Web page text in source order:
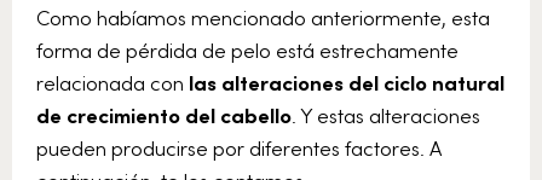
Como habíamos mencionado anteriormente, esta
forma de pérdida de pelo está estrechamente
relacionada con las alteraciones del ciclo natural
de crecimiento del cabello . Y estas alteraciones
pueden producirse por diferentes factores. A